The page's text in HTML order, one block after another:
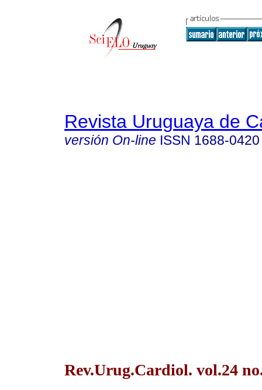
Revista Uruguaya de
versión On-line ISSN 1688-0420
Rev.Urug.Cardiol. vol.24